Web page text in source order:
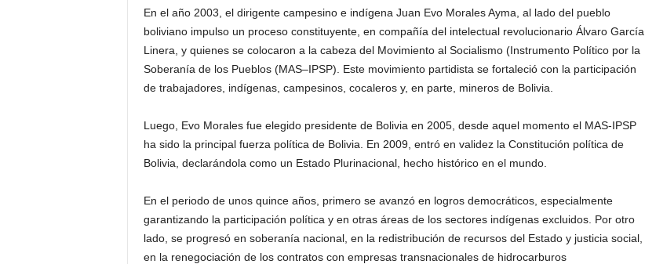
En el año 2003, el dirigente campesino e indígena Juan Evo Morales Ayma, al lado del pueblo
boliviano impulso un proceso constituyente, en compañía del intelectual revolucionario Álvaro García
Linera, y quienes se colocaron a la cabeza del Movimiento al Socialismo (Instrumento Político por la
Soberanía de los Pueblos (MAS–IPSP). Este movimiento partidista se fortaleció con la participación
de trabajadores, indígenas, campesinos, cocaleros y, en parte, mineros de Bolivia.
Luego, Evo Morales fue elegido presidente de Bolivia en 2005, desde aquel momento el MAS-IPSP
ha sido la principal fuerza política de Bolivia. En 2009, entró en validez la Constitución política de
Bolivia, declarándola como un Estado Plurinacional, hecho histórico en el mundo.
En el periodo de unos quince años, primero se avanzó en logros democráticos, especialmente
garantizando la participación política y en otras áreas de los sectores indígenas excluidos. Por otro
lado, se progresó en soberanía nacional, en la redistribución de recursos del Estado y justicia social,
en la renegociación de los contratos con empresas transnacionales de hidrocarburos